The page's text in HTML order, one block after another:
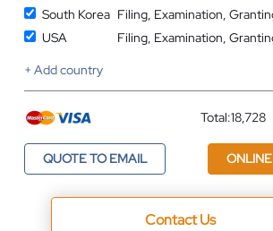
South Korea Filing, Examination,
USA
Filing, Examination,
+ Add country
Total:18,728
Currency
QUOTE TO EMAIL
Contact Us